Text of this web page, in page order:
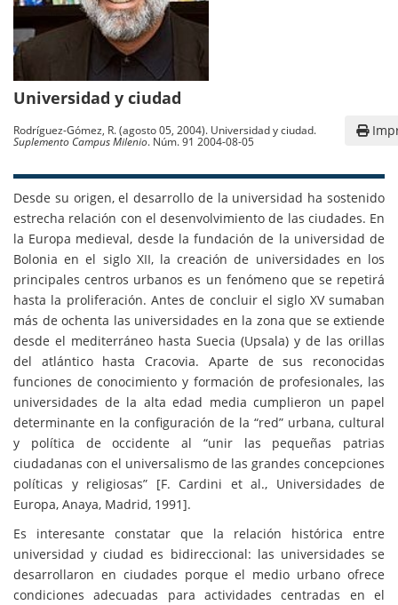
Universidad y ciudad
Rodríguez-Gómez, R. (agosto 05, 2004). Universidad y ciudad.
Suplemento Campus Milenio. Núm. 91 2004-08-05
Desde su origen, el desarrollo de la universidad ha sostenido
estrecha relación con el desenvolvimiento de las ciudades. En
la Europa medieval, desde la fundación de la universidad de
Bolonia en el siglo XII, la creación de universidades en los
principales centros urbanos es un fenómeno que se repetirá
hasta la proliferación. Antes de concluir el siglo XV sumaban
más de ochenta las universidades en la zona que se extiende
desde el mediterráneo hasta Suecia (Upsala) y de las orillas
del atlántico hasta Cracovia. Aparte de sus reconocidas
funciones de conocimiento y formación de profesionales, las
universidades de la alta edad media cumplieron un papel
determinante en la configuración de la “red” urbana, cultural
y política de occidente al “unir las pequeñas patrias
ciudadanas con el universalismo de las grandes concepciones
políticas y religiosas” [F. Cardini et al., Universidades de
Europa, Anaya, Madrid, 1991].
Es interesante constatar que la relación histórica entre
universidad y ciudad es bidireccional: las universidades se
desarrollaron en ciudades porque el medio urbano ofrece
condiciones adecuadas para actividades centradas en el